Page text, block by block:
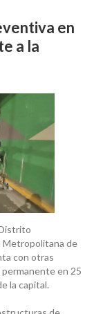
en
a la
Metropolitana de
con otras
en 25
la capital.